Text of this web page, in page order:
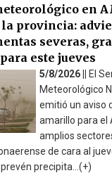
en
la provincia:
severas,
este jueves
5/8/2026 ||
El
Meteorológico
emitió un aviso
amarillo para el
amplios
de cara al
precipita...(+)